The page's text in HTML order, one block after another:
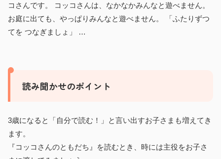
コさんです。 コッコさんは、なかなかみんなと遊べません。
お庭に出ても、やっぱりみんなと遊べません。 「ふたりずつ
てを つなぎましょ」 …
読み聞かせのポイント
3歳になると「自分で読む！」と言い出すお子さまも増えてき
ます。
『コッコさんのともだち』を読むとき、時には主役をお子さ